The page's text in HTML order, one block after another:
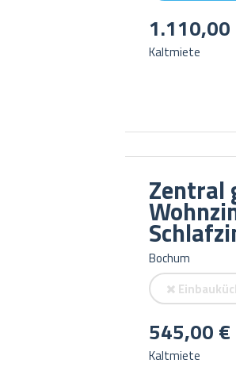
1.110,00
Kaltmiete
Zentral
Bochum
545,00 €
Kaltmiete